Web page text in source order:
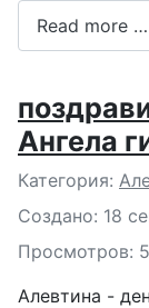
Read more …
Ангела
Подробности
Категория:
Создано: 18
Просмотров:
Алевтина -